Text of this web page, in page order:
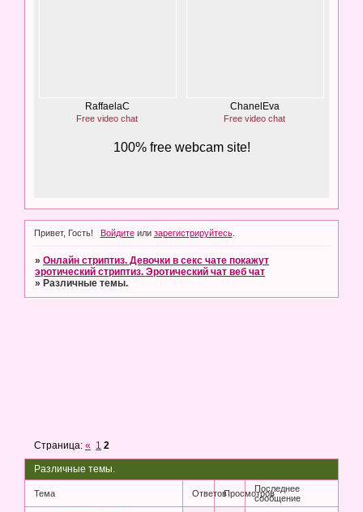
Привет, Гость! Войдитеили зарегистрируйтесь.
»Онлайн стриптиз. Девочки в секс чате покажут
эротический стриптиз. Эротический чат веб чат
» Различные темы.
Различные темы.
Страница:« 1 2
Тема ОтветовПросмотровПоследнее
сообщение